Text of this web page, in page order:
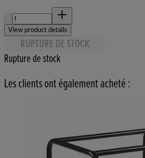
Quantité :
View product details
RUPTURE DE STOCK
Rupture de stock
Les clients ont également acheté :